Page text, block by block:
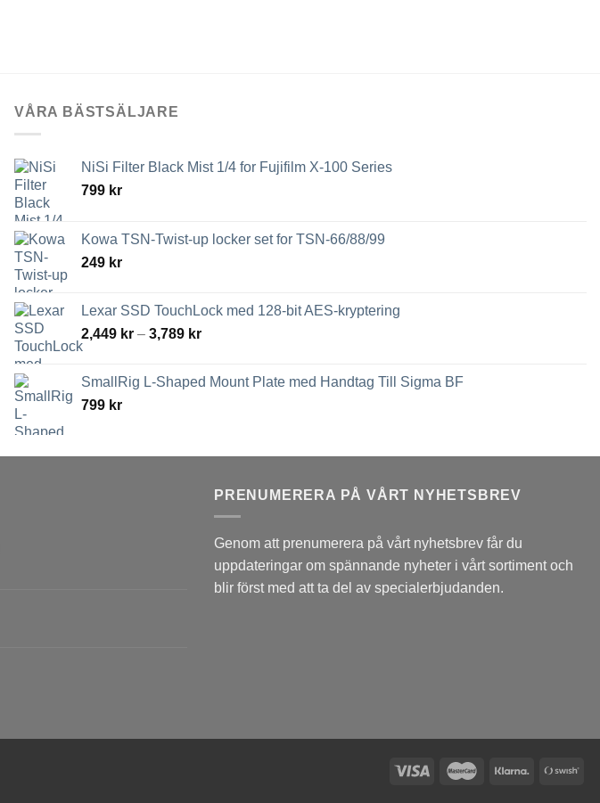
VÅRA BÄSTSÄLJARE
NiSi Filter Black Mist 1/4 for Fujifilm X-100 Series
799 kr
Kowa TSN-Twist-up locker set for TSN-66/88/99
249 kr
Lexar SSD TouchLock med 128-bit AES-kryptering
2,449 kr – 3,789 krPrisintervall:
3,789 kr
SmallRig L-Shaped Mount Plate med Handtag Till Sigma BF
799 kr
PRENUMERERA PÅ VÅRT NYHETSBREV
Genom att prenumerera på vårt nyhetsbrev får du
uppdateringar om spännande nyheter i vårt sortiment och
blir först med att ta del av specialerbjudanden.